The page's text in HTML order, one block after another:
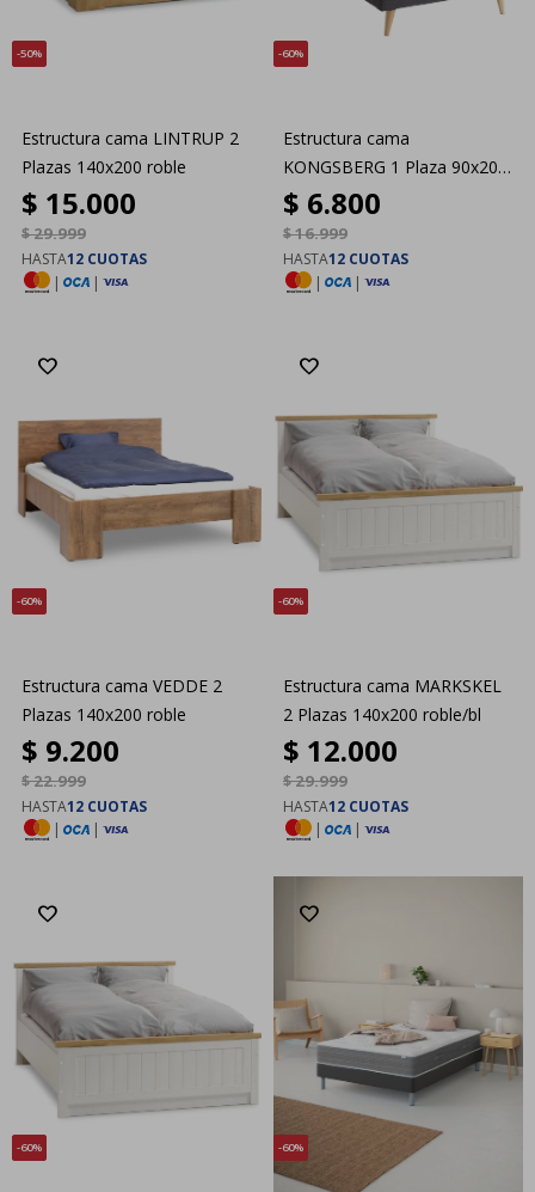
50
Estructura cama LINTRUP 2
Plazas 140x200 roble
$ 15.000
$29.999
HASTA12 CUOTAS
|
|
60
Estructura cama
KONGSBERG 1 Plaza 90x200
gris
$ 6.800
$16.999
HASTA12 CUOTAS
|
|
60
Estructura cama VEDDE 2
Plazas 140x200 roble
$ 9.200
$22.999
HASTA12 CUOTAS
|
|
60
Estructura cama MARKSKEL
2 Plazas 140x200 roble/bl
$ 12.000
$29.999
HASTA12 CUOTAS
|
|
60 60